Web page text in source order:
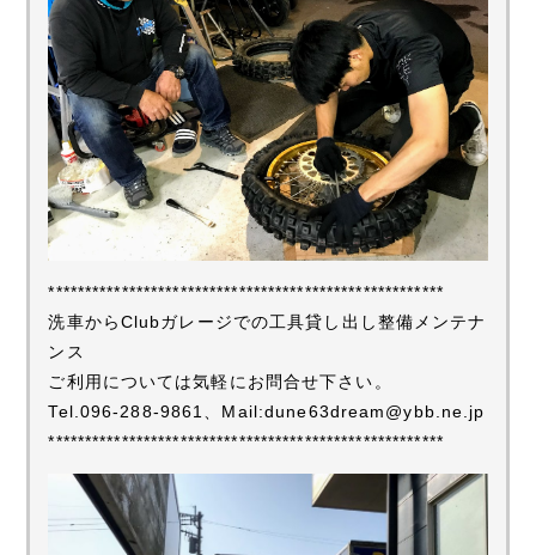
******************************************************
洗車からClubガレージでの工具貸し出し整備メンテナ
ンス
ご利用については気軽にお問合せ下さい。
Tel.096-288-9861、Mail:dune63dream@ybb.ne.jp
******************************************************